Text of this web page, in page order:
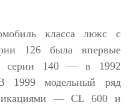
класса люкс с
126 была впервые
серии 140 — в 1992
1999 модельный ряд
— CL 600 и